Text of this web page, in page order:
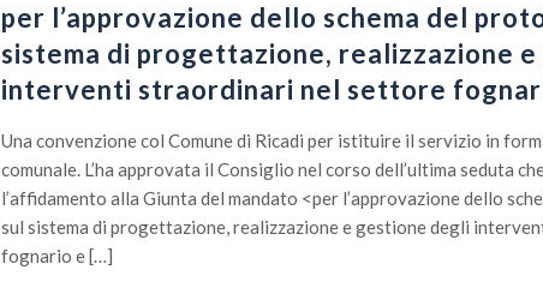
per l’approvazione dello schema del
sistema di progettazione, realizzazione
interventi straordinari nel settore
Una convenzione col Comune di Ricadi per istituire il servizio in
comunale. L’ha approvata il Consiglio nel corso dell’ultima seduta
l’affidamento alla Giunta del mandato <per l’approvazione dello
sul sistema di progettazione, realizzazione e gestione degli
fognario e […]